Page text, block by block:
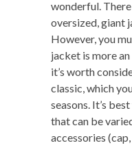
wonderful.
oversized, giant
However, you
jacket is more
it’s worth
classic, which
seasons. It’s
that can be
accessories